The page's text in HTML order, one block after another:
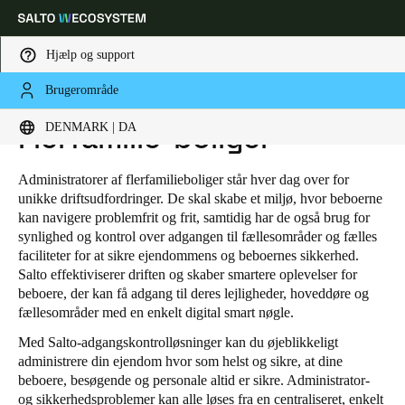
Hjælp og support
Brugerområde
DENMARK | DA
Vælg dine indstillinger for placering og sprog
Denmark|Danskere
Germany
Deutsch
Switzerland
DeutschFrançaisItaliano
HOME BRANCHER
FLERFAMILIE-BOLIGER
Flerfamilie-boliger
Administratorer af flerfamilieboliger står hver dag over for
unikke driftsudfordringer. De skal skabe et miljø, hvor beboerne
kan navigere problemfrit og frit, samtidig har de også brug for
synlighed og kontrol over adgangen til fællesområder og fælles
faciliteter for at sikre ejendommens og beboernes sikkerhed.
Salto effektiviserer driften og skaber smartere oplevelser for
beboere, der kan få adgang til deres lejligheder, hoveddøre og
fællesområder med en enkelt digital smart nøgle.
Med Salto-adgangskontrolløsninger kan du øjeblikkeligt
administrere din ejendom hvor som helst og sikre, at dine
beboere, besøgende og personale altid er sikre. Administrator-
og sikkerhedsproblemer kan alle løses fra en centraliseret, enkelt